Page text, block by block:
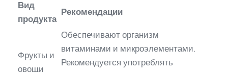
Вид
продукта
Рекомендации
Фрукты и
овощи
Обеспечивают организм
витаминами и микроэлементами.
Рекомендуется употреблять